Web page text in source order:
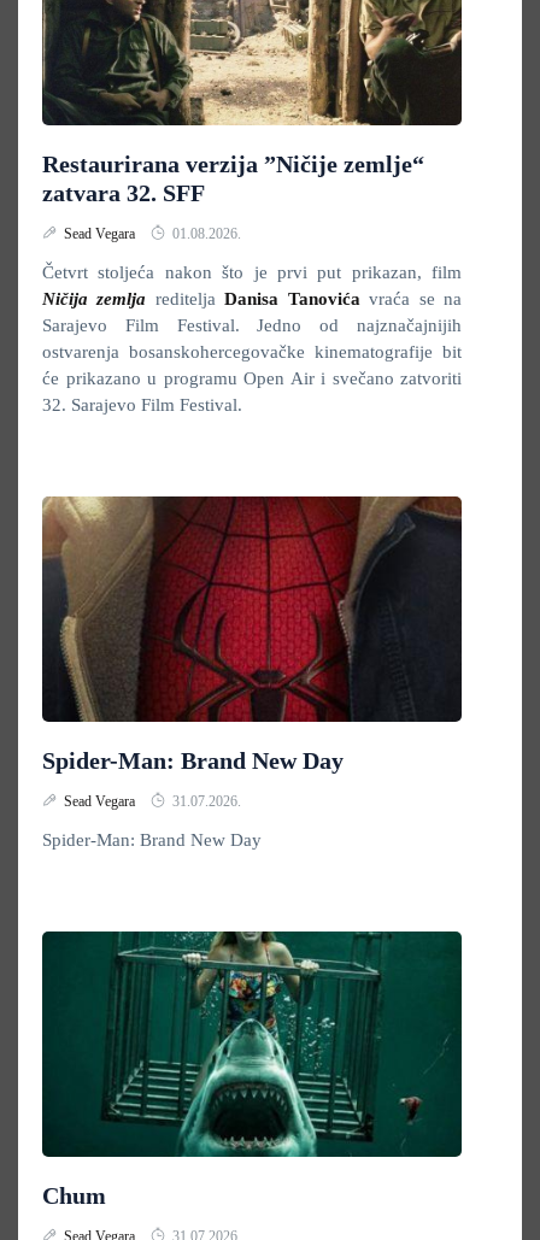
Restaurirana verzija ”Ničije zemlje“
zatvara 32. SFF
Sead Vegara 01.08.2026.
Četvrt stoljeća nakon što je prvi put prikazan, film
Ničija zemlja rediteljaDanisa Tanovića vraća se na
Sarajevo Film Festival. Jedno od najznačajnijih
ostvarenja bosanskohercegovačke kinematografije bit
će prikazano u programu Open Air i svečano zatvoriti
32. Sarajevo Film Festival.
Spider-Man: Brand New Day
Sead Vegara 31.07.2026.
Spider-Man: Brand New Day
Chum
Sead Vegara 31.07.2026.